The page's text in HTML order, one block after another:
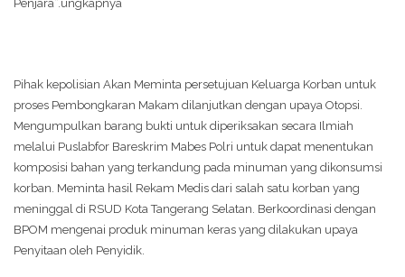
Penjara”.ungkapnya
Pihak kepolisian Akan Meminta persetujuan Keluarga Korban untuk
proses Pembongkaran Makam dilanjutkan dengan upaya Otopsi.
Mengumpulkan barang bukti untuk diperiksakan secara Ilmiah
melalui Puslabfor Bareskrim Mabes Polri untuk dapat menentukan
komposisi bahan yang terkandung pada minuman yang dikonsumsi
korban. Meminta hasil Rekam Medis dari salah satu korban yang
meninggal di RSUD Kota Tangerang Selatan. Berkoordinasi dengan
BPOM mengenai produk minuman keras yang dilakukan upaya
Penyitaan oleh Penyidik.